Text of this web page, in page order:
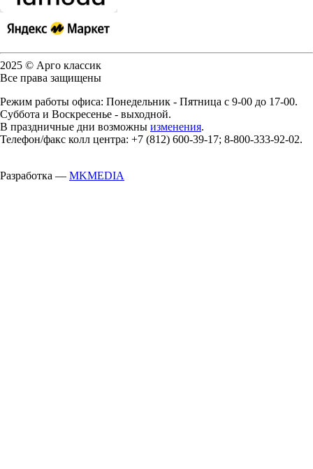
2025 © Арго классик
Все права защищены
Режим работы офиса: Понедельник - Пятница с 9-00 до 17-00.
Суббота и Воскресенье - выходной.
В праздничные дни возможны изменения.
Телефон/факс колл центра: +7 (812) 600-39-17; 8-800-333-92-02.
Разработка — MKMEDIA